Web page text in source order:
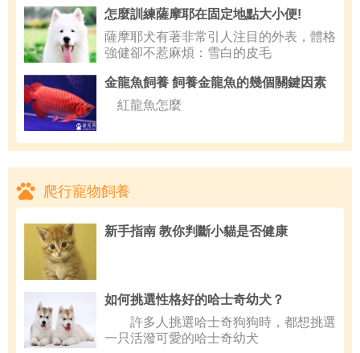
怎麼訓練薩摩耶在固定地點大小便!
薩摩耶犬有著非常引人注目的外表，體格
強健卻不惹麻煩：雪白的皮毛
金龍魚飼養 飼養金龍魚的幾個關鍵因素
紅龍魚怎麼
爬行寵物飼養
新手指南 教你判斷小貓是否健康
如何挑選性格好的哈士奇幼犬？
許多人挑選哈士奇狗狗時，都想挑選
一只活潑可愛的哈士奇幼犬